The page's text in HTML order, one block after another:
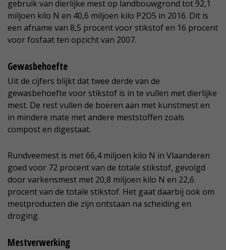
gebruik van dierlijke mest op landbouwgrond tot 92,1
miljoen kilo N en 40,6 miljoen kilo P2O5 in 2016. Dit is
een afname van 8,5 procent voor stikstof en 16 procent
voor fosfaat ten opzicht van 2007.
Gewasbehoefte
Uit de cijfers blijkt dat twee derde van de
gewasbehoefte voor stikstof is in te vullen met dierlijke
mest. De rest vullen de boeren aan met kunstmest en
in mindere mate met andere meststoffen zoals
compost en digestaat.
Rundveemest is met 66,4 miljoen kilo N in Vlaanderen
goed voor 72 procent van de totale stikstof, gevolgd
door varkensmest met 20,8 miljoen kilo N en 22,6
procent van de totale stikstof. Het gaat daarbij ook om
mestproducten die zijn ontstaan na scheiding en
droging.
Mestverwerking